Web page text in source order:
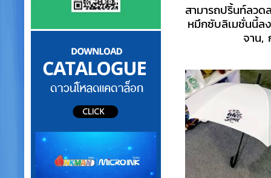
สามารถปริ้นท์ลวด
หมึกซับลิเมชั่นนี้ล
จาน,